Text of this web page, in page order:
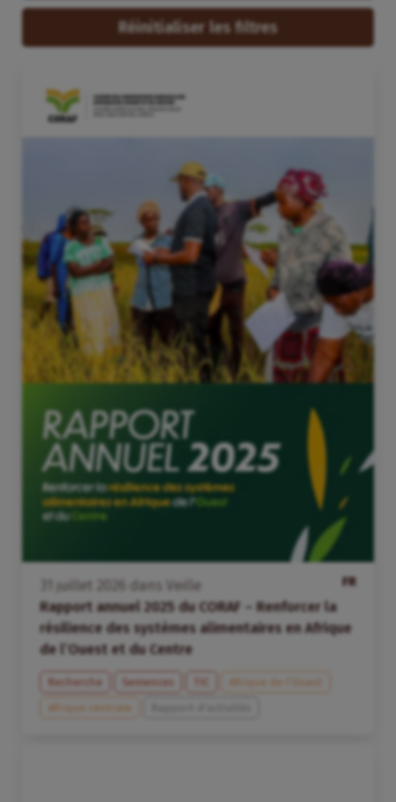
Réinitialiser les filtres
FR
juillet dans
Veille
Rapport annuel 2025 du CORAF – Renforcer la
résilience des systèmes alimentaires en Afrique
de l’Ouest et du Centre
Recherche Semences
Afrique de l’Ouest
Afrique centrale